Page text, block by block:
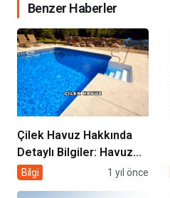
Benzer Haberler
Çilek Havuz Hakkında
Detaylı Bilgiler: Havuz
ve Spa Sistemlerinde
Bilgi 1 yıl önce